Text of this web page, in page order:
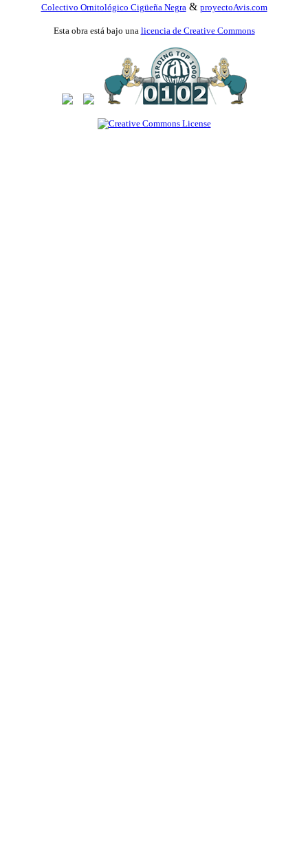
Colectivo Ornitológico Cigüeña Negra & proyectoAvis.com
Esta obra está bajo una licencia de Creative Commons